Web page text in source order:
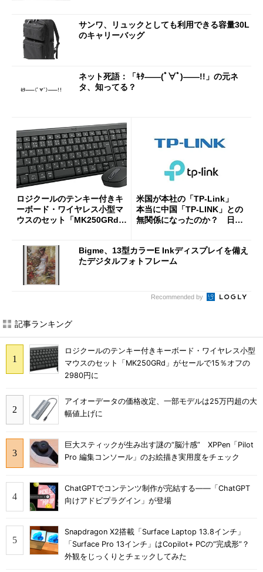
サンワ、リュックとしても利用できる容量30L
のキャリーバッグ
ネット死語：「ｷﾀ――(ﾟ∀ﾟ)――!!」の元ネ
タ、知ってる？
ロジクールのテンキー付きキ
ーボード・ワイヤレス小型マ
ウスのセット「MK250GRd」
米国が本社の「TP-Link」
本当に中国「TP-LINK」との
無関係になったのか？ 日本
Bigme、13型カラーE Inkディスプレイを備え
たデジタルフォトフレーム
Recommended by
記事ランキング
ロジクールのテンキー付きキーボード・ワイヤレス小型
マウスのセット「MK250GRd」がセールで15％オフの
2980円に
アイオーデータの価格改定、一部モデルは25万円超の大
幅値上げに
巨大スティックが生み出す謎の“脳汁感” XPPen「Pilot
Pro 編集コンソール」のお絵描き実用度をチェック
ChatGPTでコンテンツ制作が完結する――「ChatGPT
向けアドビプラグイン」が登場
Snapdragon X2搭載「Surface Laptop 13.8インチ」
「Surface Pro 13インチ」はCopilot+ PCの“完成形”？
外観をじっくりとチェックしてみた